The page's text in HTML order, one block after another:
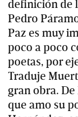
definición de
Pedro
Paz es muy
poco a poco
poetas, por
Traduje
gran obra.
que amo su